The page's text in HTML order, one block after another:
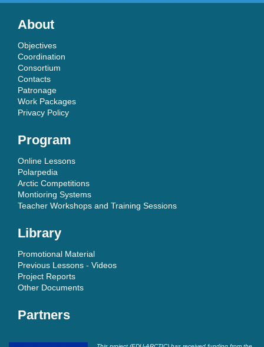
About
Objectives
Coordination
Consortium
Contacts
Patronage
Work Packages
Privacy Policy
Program
Online Lessons
Polarpedia
Arctic Competitions
Montioring Systems
Teacher Workshops and Training Sessions
Library
Promotional Material
Previous Lessons - Videos
Project Reports
Other Documents
Partners